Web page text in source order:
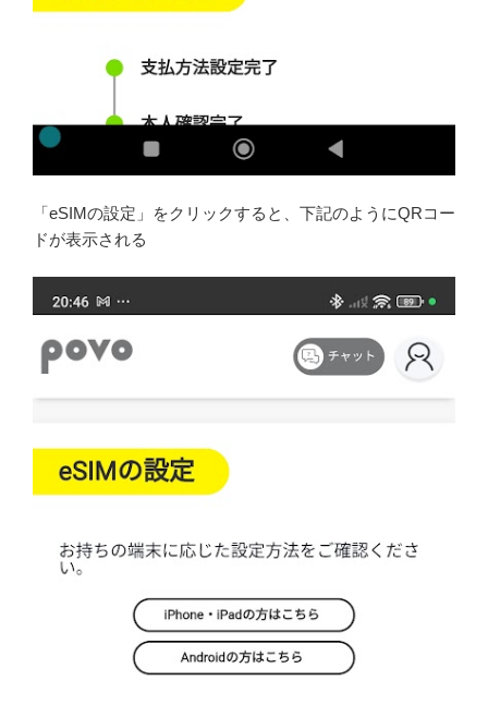
「eSIMの設定」をクリックすると、下記のようにQRコー
ドが表示される